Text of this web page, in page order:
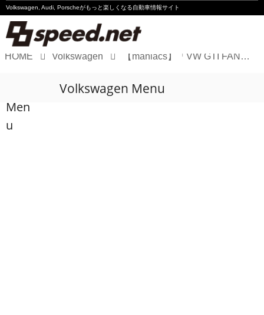
Volkswagen, Audi, Porscheがもっと楽しくなる自動車情報サイト
Audi
HOME Volkswagen 【maniacs】「VW GTI FAN FEST 2026」会場限定ワッペン（2種類）を、数量限定で販売開始！
Men
u
Volkswagen Menu